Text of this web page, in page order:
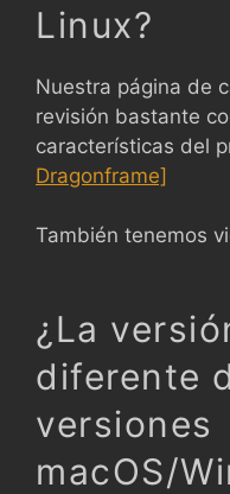
Linux?
Nuestra página de
revisión bastante
características del
Dragonframe]
También tenemos
¿La
diferente
versiones
macOS/